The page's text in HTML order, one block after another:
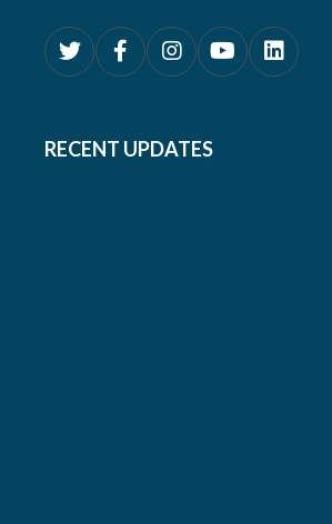
RECENT UPDATES